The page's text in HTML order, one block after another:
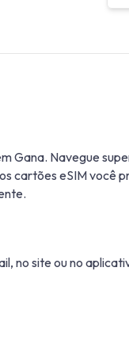
Gana. Navegue
cartões eSIM você
no site ou no